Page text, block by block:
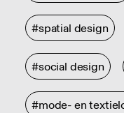
#spatial design
#social design
#mode- en